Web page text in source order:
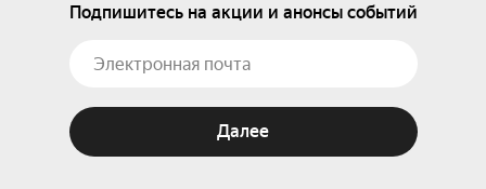
Подпишитесь на акции и анонсы событий
Далее